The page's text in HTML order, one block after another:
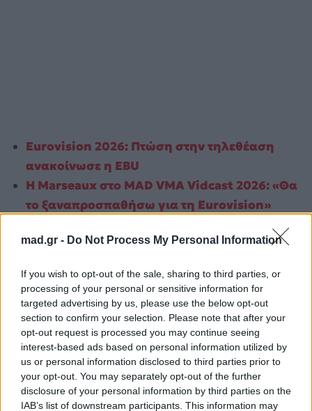
mad.gr - Do Not Process My Personal Information
If you wish to opt-out of the sale, sharing to third parties, or
processing of your personal or sensitive information for
targeted advertising by us, please use the below opt-out
section to confirm your selection. Please note that after your
opt-out request is processed you may continue seeing
interest-based ads based on personal information utilized by
us or personal information disclosed to third parties prior to
your opt-out. You may separately opt-out of the further
disclosure of your personal information by third parties on the
IAB’s list of downstream participants. This information may
Eurovision 2026: Πτώση στην τηλεθέαση
ανακοίνωσε η EBU
Η Marseaux στο MAD VMA Vidcast 2026: «Θα
το ξαναπροσπαθήσω για τη Eurovision»
Για σχόλια, μηνύματα ή φωτογραφικό υλικό
Facebook, επικοινωνήστε μέσωTwitterή
ακολουθήστε μας στοInstagram
Eurovision Eurovision 2026
Ακολουθήστε το
Mad.gr στο Google
News